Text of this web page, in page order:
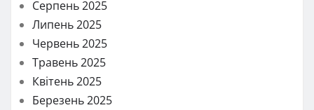
Серпень 2025
Липень 2025
Червень 2025
Травень 2025
Квітень 2025
Березень 2025